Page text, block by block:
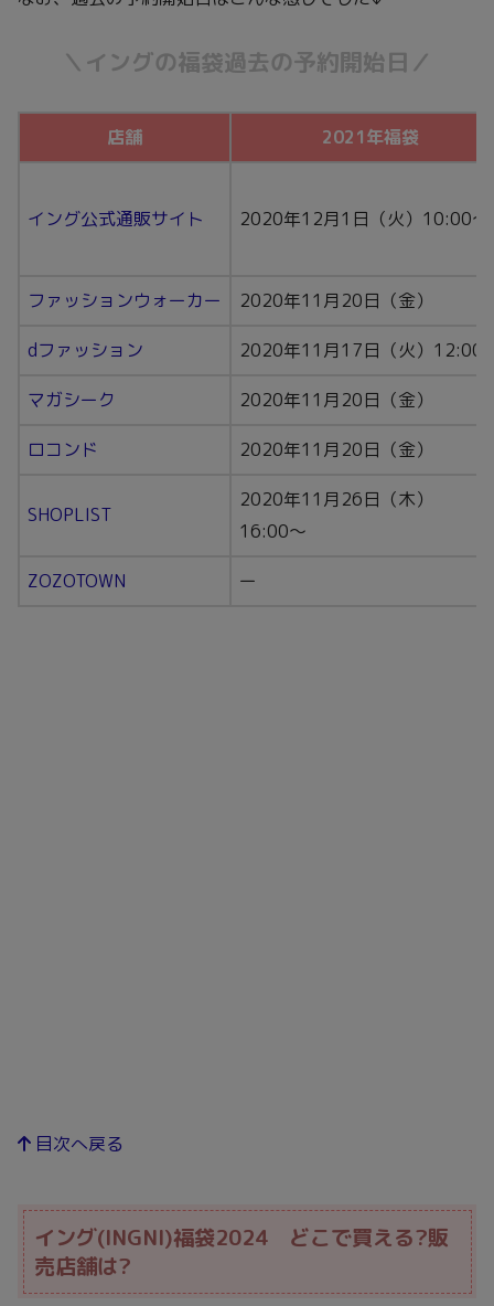
＼イングの福袋過去の予約開始日／
店舗 2021年福袋
イング公式通販サイト 2020年12月1日（火）10:00～
ファッションウォーカー 2020年11月20日（金）
dファッション 2020年11月17日（火）12:00
マガシーク 2020年11月20日（金）
ロコンド 2020年11月20日（金）
SHOPLIST
2020年11月26日（木）
16:00～
ZOZOTOWN ー
目次へ戻る
イング(INGNI)福袋2024 どこで買える?販
売店舗は?